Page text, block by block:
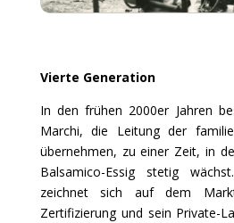
Vierte Generation
In den frühen 2000er Jahren
Marchi, die Leitung der
übernehmen, zu einer Zeit, in
Balsamico-Essig stetig
zeichnet sich auf dem
Zertifizierung und sein Private-